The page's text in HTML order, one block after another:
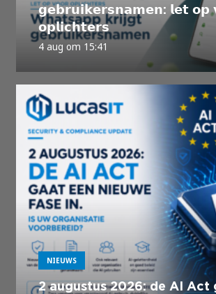
𝗴𝗲𝗯𝗿𝘂𝗶𝗸𝗲𝗿𝘀𝗻𝗮𝗺𝗲𝗻: 𝗹𝗲𝘁 𝗼𝗽
𝗼𝗽𝗹𝗶𝗰𝗵𝘁𝗲𝗿𝘀
4 aug om 15:41
NIEUWS
2 augustus 2026: de AI Act